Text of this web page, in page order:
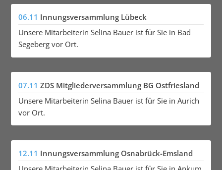
06.11 Innungsversammlung Lübeck
Unsere Mitarbeiterin Selina Bauer ist für Sie in Bad
Segeberg vor Ort.
07.11 ZDS Mitgliederversammlung BG Ostfriesland
Unsere Mitarbeiterin Selina Bauer ist für Sie in Aurich
vor Ort.
12.11 Innungsversammlung Osnabrück-Emsland